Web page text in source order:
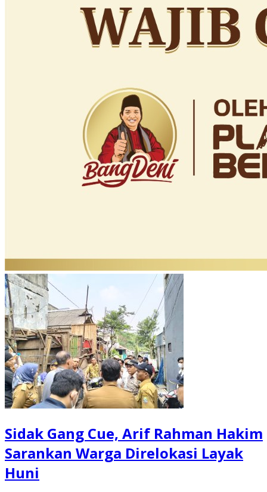
Sidak Gang Cue, Arif Rahman Hakim
Sarankan Warga Direlokasi Layak
Huni